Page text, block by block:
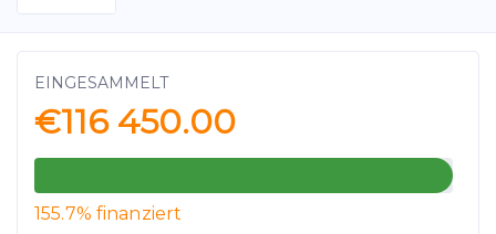
EINGESAMMELT
€116 450.00
155.7% finanziert